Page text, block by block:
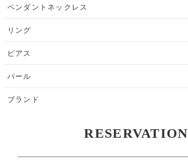
ペンダントネックレス
リング
ピアス
パール
ブランド
RESERVATION